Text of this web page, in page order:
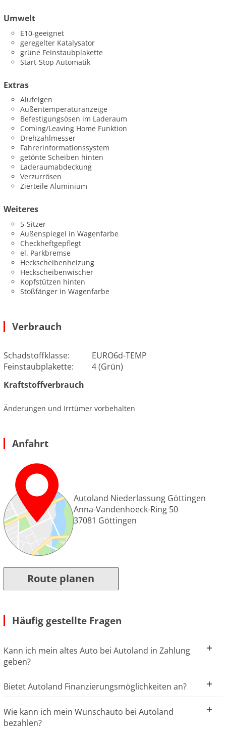
Umwelt
E10-geeignet
geregelter Katalysator
grüne Feinstaubplakette
Start-Stop Automatik
Extras
Alufelgen
Außentemperaturanzeige
Befestigungsösen im Laderaum
Coming/Leaving Home Funktion
Drehzahlmesser
Fahrerinformationssystem
getönte Scheiben hinten
Laderaumabdeckung
Verzurrösen
Zierteile Aluminium
Weiteres
5-Sitzer
Außenspiegel in Wagenfarbe
Checkheftgepflegt
el. Parkbremse
Heckscheibenheizung
Heckscheibenwischer
Kopfstützen hinten
Stoßfänger in Wagenfarbe
Verbrauch
Schadstoffklasse:
EURO6d-TEMP
Feinstaubplakette:
4 (Grün)
Kraftstoffverbrauch
Änderungen und Irrtümer vorbehalten
Anfahrt
Autoland Niederlassung Göttingen
Anna-Vandenhoeck-Ring 50
37081 Göttingen
Route planen
Häufig gestellte Fragen
Kann ich mein altes Auto bei Autoland in Zahlung
geben?
Bietet Autoland Finanzierungsmöglichkeiten an?
Wie kann ich mein Wunschauto bei Autoland
bezahlen?